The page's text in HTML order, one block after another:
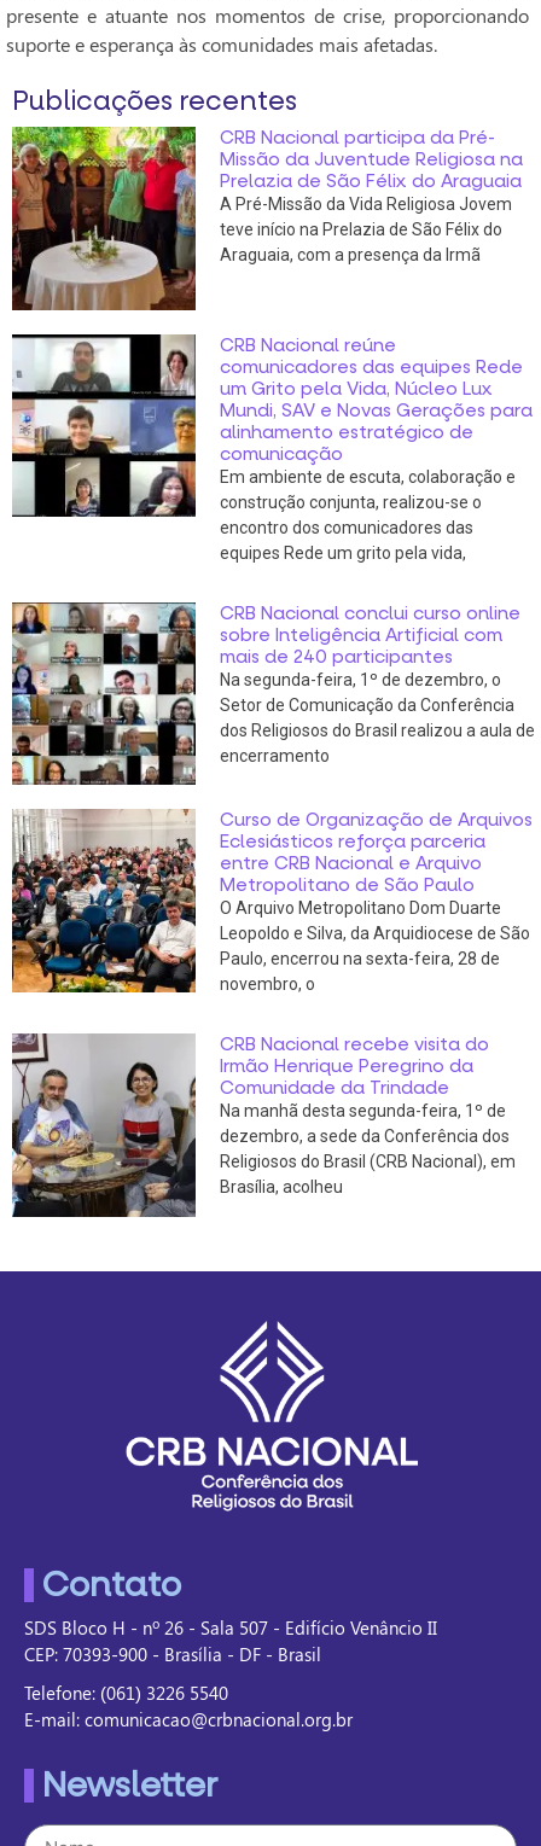
presente e atuante nos momentos de crise, proporcionando
suporte e esperança às comunidades mais afetadas.
Publicações recentes
CRB Nacional participa da Pré-
Missão da Juventude Religiosa na
Prelazia de São Félix do Araguaia
A Pré-Missão da Vida Religiosa Jovem
teve início na Prelazia de São Félix do
Araguaia, com a presença da Irmã
CRB Nacional reúne
comunicadores das equipes Rede
um Grito pela Vida, Núcleo Lux
Mundi, SAV e Novas Gerações para
alinhamento estratégico de
comunicação
Em ambiente de escuta, colaboração e
construção conjunta, realizou-se o
encontro dos comunicadores das
equipes Rede um grito pela vida,
CRB Nacional conclui curso online
sobre Inteligência Artificial com
mais de 240 participantes
Na segunda-feira, 1º de dezembro, o
Setor de Comunicação da Conferência
dos Religiosos do Brasil realizou a aula de
encerramento
Curso de Organização de Arquivos
Eclesiásticos reforça parceria
entre CRB Nacional e Arquivo
Metropolitano de São Paulo
O Arquivo Metropolitano Dom Duarte
Leopoldo e Silva, da Arquidiocese de São
Paulo, encerrou na sexta-feira, 28 de
novembro, o
CRB Nacional recebe visita do
Irmão Henrique Peregrino da
Comunidade da Trindade
Na manhã desta segunda-feira, 1º de
dezembro, a sede da Conferência dos
Religiosos do Brasil (CRB Nacional), em
Brasília, acolheu
Contato
SDS Bloco H - nº 26 - Sala 507 - Edifício Venâncio II
CEP: 70393-900 - Brasília - DF - Brasil
Telefone: (061) 3226 5540
E-mail: comunicacao@crbnacional.org.br
Newsletter